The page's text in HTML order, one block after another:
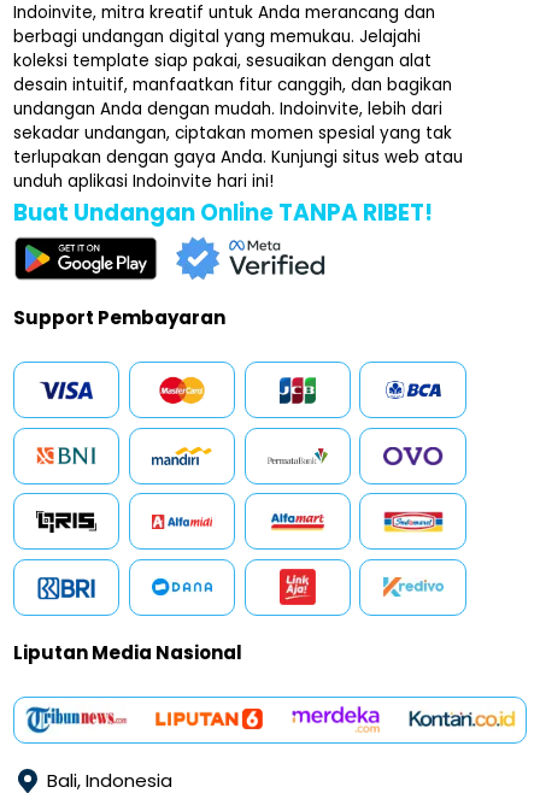
Indoinvite, mitra kreatif untuk Anda merancang dan
berbagi undangan digital yang memukau. Jelajahi
koleksi template siap pakai, sesuaikan dengan alat
desain intuitif, manfaatkan fitur canggih, dan bagikan
undangan Anda dengan mudah. Indoinvite, lebih dari
sekadar undangan, ciptakan momen spesial yang tak
terlupakan dengan gaya Anda. Kunjungi situs web atau
unduh aplikasi Indoinvite hari ini!
Buat Undangan Online TANPA RIBET!
Support Pembayaran
Liputan Media Nasional
Bali, Indonesia